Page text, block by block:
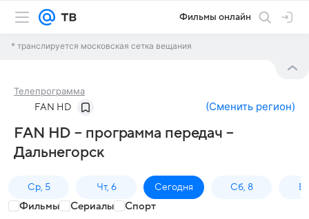
Фильмы онлайн
* транслируется московская сетка вещания
Телепрограмма
FAN HD (Сменить регион)
FAN HD – программа передач –
Дальнегорск
Ср, 5 Чт, 6 Сегодня Сб, 8
Фильмы Сериалы Спорт